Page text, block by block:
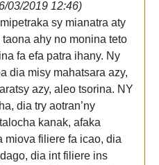
03/2019 12:46)
sy mianatra aty
taona ahy no monina teto
fa efa patra ihany. Ny
dia misy mahatsara azy,
azy, aleo tsorina. NY
dia try aotran’ny
kanak, afaka
miova filiere fa icao, dia
dia int filiere ins